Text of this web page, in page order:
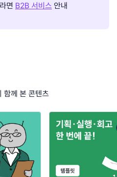
면 B2B 서비스 안내
함께 본 콘텐츠